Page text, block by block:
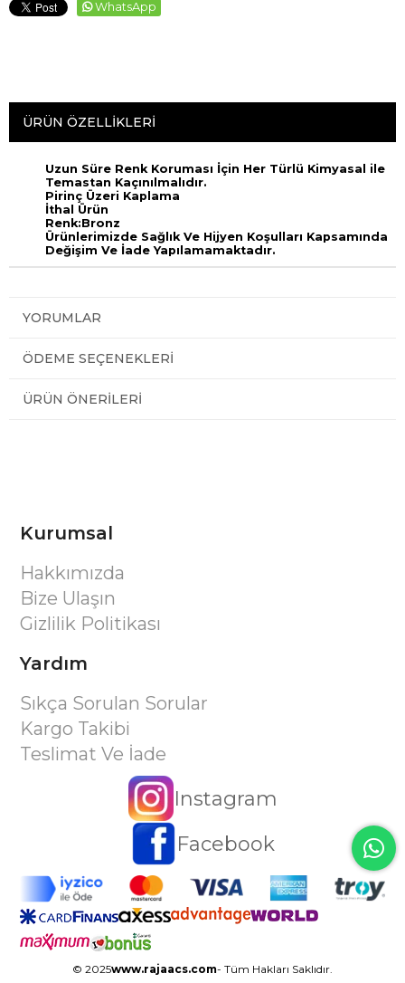
WhatsApp
ÜRÜN ÖZELLIKLERI
Uzun Süre Renk Koruması İçin Her Türlü Kimyasal ile
Temastan Kaçınılmalıdır.
Pirinç Üzeri Kaplama
İthal Ürün
Renk:Bronz
Ürünlerimizde Sağlık Ve Hijyen Koşulları Kapsamında
Değişim Ve İade Yapılamamaktadır.
YORUMLAR
ÖDEME SEÇENEKLERI
ÜRÜN ÖNERILERI
Kurumsal
Hakkımızda
Bize Ulaşın
Gizlilik Politikası
Yardım
Sıkça Sorulan Sorular
Kargo Takibi
Teslimat Ve İade
Instagram
Facebook
© 2025www.rajaacs.com- Tüm Hakları Saklıdır.